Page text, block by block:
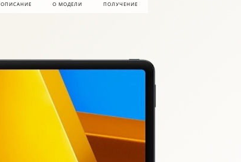
ОПИСАНИЕ О МОДЕЛИ ПОЛУЧЕНИЕ